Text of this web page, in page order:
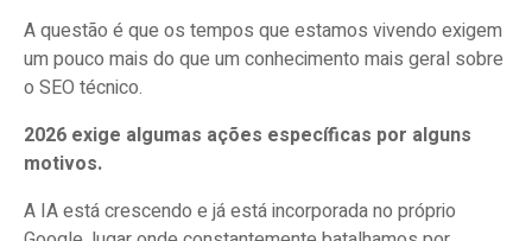
Os primeiros passos no SEO técnico com foco
em Search Everywhere
importantes do que nunca
Use content-visibility no seu CSS
A questão é que os tempos que estamos vivendo exigem
um pouco mais do que um conhecimento mais geral sobre
o SEO técnico.
2026 exige algumas ações específicas por alguns
motivos.
A IA está crescendo e já está incorporada no próprio